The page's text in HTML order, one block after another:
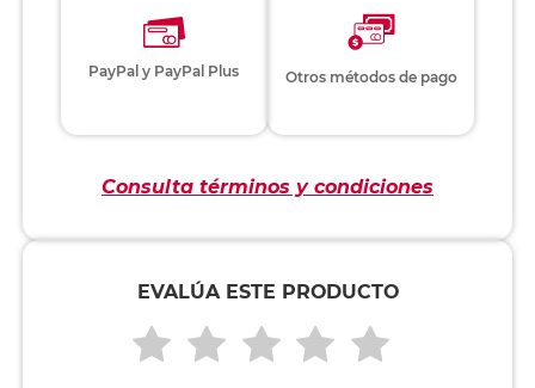
PayPal y PayPal Plus Otros métodos de pago
Consulta términos y condiciones
EVALÚA ESTE PRODUCTO